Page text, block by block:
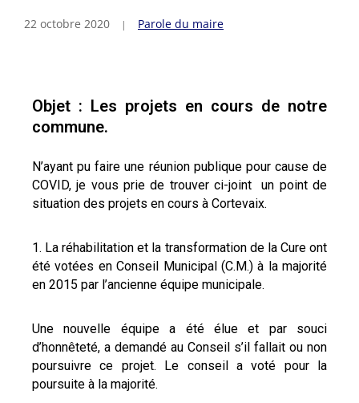
22 octobre 2020 Parole du maire
Objet : Les projets en cours de notre
commune.
N’ayant pu faire une réunion publique pour cause de
COVID, je vous prie de trouver ci-joint un point de
situation des projets en cours à Cortevaix.
La réhabilitation et la transformation de la Cure ont
été votées en Conseil Municipal (C.M.) à la majorité
en 2015 par l’ancienne équipe municipale.
Une nouvelle équipe a été élue et par souci
d’honnêteté, a demandé au Conseil s’il fallait ou non
poursuivre ce projet. Le conseil a voté pour la
poursuite à la majorité.